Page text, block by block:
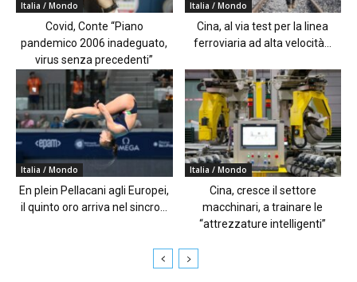
Italia / Mondo
Covid, Conte “Piano
pandemico 2006 inadeguato,
virus senza precedenti”
Italia / Mondo
Cina, al via test per la linea
ferroviaria ad alta velocità...
Italia / Mondo
En plein Pellacani agli Europei,
il quinto oro arriva nel sincro...
Italia / Mondo
Cina, cresce il settore
macchinari, a trainare le
“attrezzature intelligenti”